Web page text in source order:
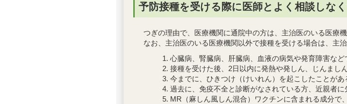
予防接種を受ける際に医師とよく相談しな
つぎの理由で、医療機関に通院中の方は、主治医のいる医療機
なお、主治医のいる医療機関以外で接種を受ける場合は、主
心臓病、腎臓病、肝臓病、血液の病気や発育障害な
接種を受けた後、2日以内に発熱や発しん、じんまし
今までに、ひきつけ（けいれん）を起こしたことがあ
過去に、免疫不全と診断がなされている方、近親者
MR（麻しん風しん混合）ワクチンに含まれる成分で